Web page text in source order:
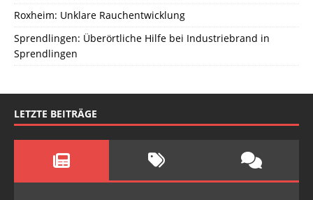
Roxheim: Unklare Rauchentwicklung
Sprendlingen: Überörtliche Hilfe bei Industriebrand in
Sprendlingen
LETZTE BEITRÄGE